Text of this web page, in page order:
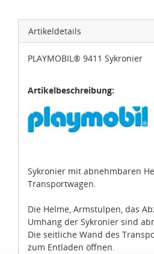
Artikeldetails
PLAYMOBIL® 9411 Sykronier
Artikelbeschreibung:
Sykronier mit abnehmbaren
Transportwagen.
Die Helme, Armstulpen, das
Umhang der Sykronier sind
Die seitliche Wand des
zum Entladen öffnen.